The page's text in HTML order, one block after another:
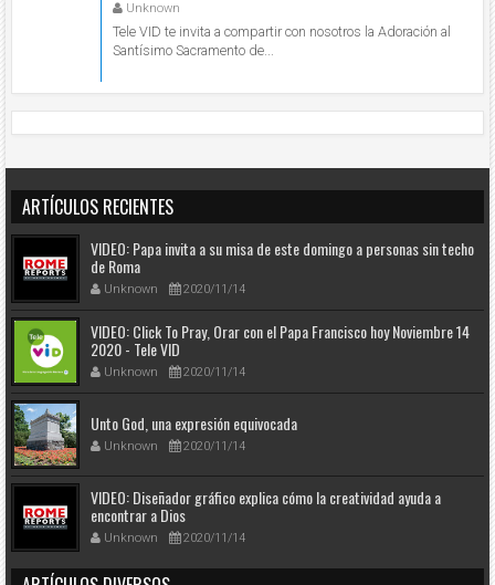
Unknown
Tele VID te invita a compartir con nosotros la Adoración al
Santísimo Sacramento de...
ARTÍCULOS RECIENTES
VIDEO: Papa invita a su misa de este domingo a personas sin techo
de Roma
Unknown 2020/11/14
VIDEO: Click To Pray, Orar con el Papa Francisco hoy Noviembre 14
2020 - Tele VID
Unknown 2020/11/14
Unto God, una expresión equivocada
Unknown 2020/11/14
VIDEO: Diseñador gráfico explica cómo la creatividad ayuda a
encontrar a Dios
Unknown 2020/11/14